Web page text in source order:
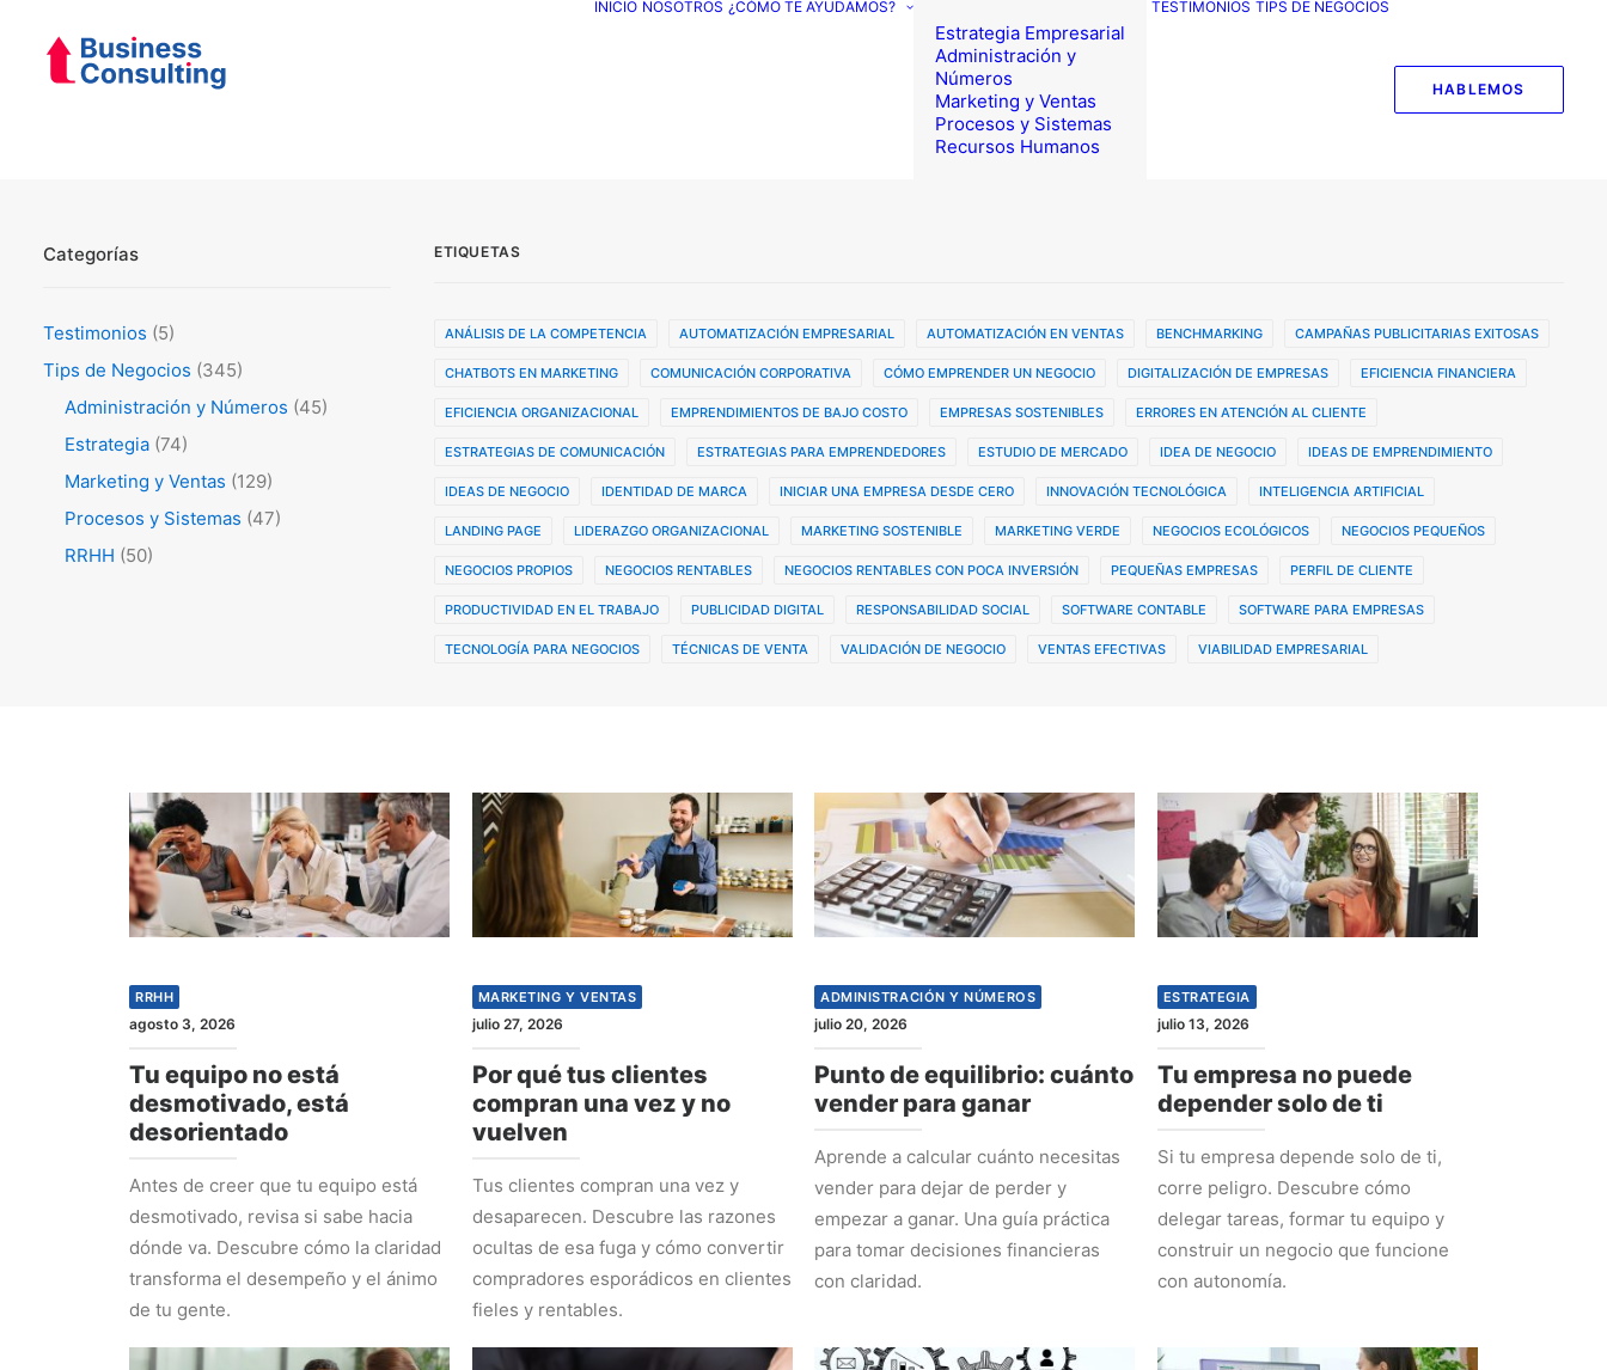
INICIO NOSOTROS ¿CÓMO TE AYUDAMOS?
Estrategia Empresarial
Administración y
Números
Marketing y Ventas
Procesos y Sistemas
Recursos Humanos
TESTIMONIOS TIPS DE NEGOCIOS
HABLEMOS
Categorías
Testimonios (5)
Tips de Negocios (345)
Administración y Números (45)
Estrategia (74)
Marketing y Ventas (129)
Procesos y Sistemas (47)
RRHH (50)
ETIQUETAS
ANÁLISIS DE LA COMPETENCIA AUTOMATIZACIÓN EMPRESARIAL AUTOMATIZACIÓN EN VENTAS BENCHMARKING CAMPAÑAS PUBLICITARIAS EXITOSAS
CHATBOTS EN MARKETING COMUNICACIÓN CORPORATIVA CÓMO EMPRENDER UN NEGOCIO DIGITALIZACIÓN DE EMPRESAS EFICIENCIA FINANCIERA
EFICIENCIA ORGANIZACIONAL EMPRENDIMIENTOS DE BAJO COSTO EMPRESAS SOSTENIBLES ERRORES EN ATENCIÓN AL CLIENTE
ESTRATEGIAS DE COMUNICACIÓN ESTRATEGIAS PARA EMPRENDEDORES ESTUDIO DE MERCADO IDEA DE NEGOCIO IDEAS DE EMPRENDIMIENTO
IDEAS DE NEGOCIO IDENTIDAD DE MARCA INICIAR UNA EMPRESA DESDE CERO INNOVACIÓN TECNOLÓGICA INTELIGENCIA ARTIFICIAL
LANDING PAGE LIDERAZGO ORGANIZACIONAL MARKETING SOSTENIBLE MARKETING VERDE NEGOCIOS ECOLÓGICOS NEGOCIOS PEQUEÑOS
NEGOCIOS PROPIOS NEGOCIOS RENTABLES NEGOCIOS RENTABLES CON POCA INVERSIÓN PEQUEÑAS EMPRESAS PERFIL DE CLIENTE
PRODUCTIVIDAD EN EL TRABAJO PUBLICIDAD DIGITAL RESPONSABILIDAD SOCIAL SOFTWARE CONTABLE SOFTWARE PARA EMPRESAS
TECNOLOGÍA PARA NEGOCIOS TÉCNICAS DE VENTA VALIDACIÓN DE NEGOCIO VENTAS EFECTIVAS VIABILIDAD EMPRESARIAL
RRHH
agosto 3, 2026
Tu equipo no está
desmotivado, está
desorientado
Antes de creer que tu equipo está
desmotivado, revisa si sabe hacia
dónde va. Descubre cómo la claridad
transforma el desempeño y el ánimo
de tu gente.
MARKETING Y VENTAS
julio 27, 2026
Por qué tus clientes
compran una vez y no
vuelven
Tus clientes compran una vez y
desaparecen. Descubre las razones
ocultas de esa fuga y cómo convertir
compradores esporádicos en clientes
fieles y rentables.
ADMINISTRACIÓN Y NÚMEROS
julio 20, 2026
Punto de equilibrio: cuánto
vender para ganar
Aprende a calcular cuánto necesitas
vender para dejar de perder y
empezar a ganar. Una guía práctica
para tomar decisiones financieras
con claridad.
ESTRATEGIA
julio 13, 2026
Tu empresa no puede
depender solo de ti
Si tu empresa depende solo de ti,
corre peligro. Descubre cómo
delegar tareas, formar tu equipo y
construir un negocio que funcione
con autonomía.